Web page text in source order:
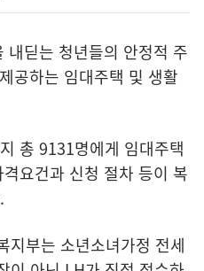
딛는 청년들의 안정적 주
공하는 임대주택 및 생활
총 9131명에게 임대주택
요건과 신청 절차 등이 복
지부는 소년소녀가정 전세